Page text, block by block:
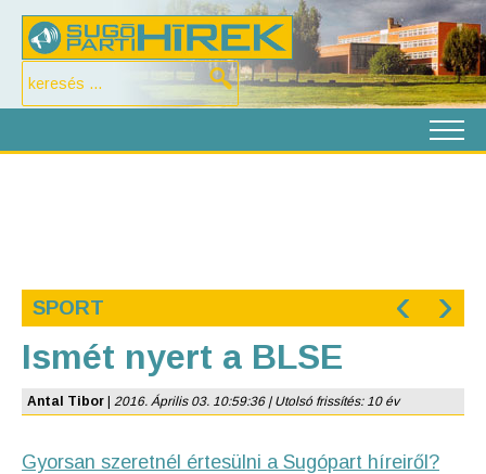
SPORT ‹ ›
Ismét nyert a BLSE
Antal Tibor 2016. Április 03. 10:59:36 | Utolsó frissítés: 10 év
Gyorsan szeretnél értesülni a Sugópart híreiről?